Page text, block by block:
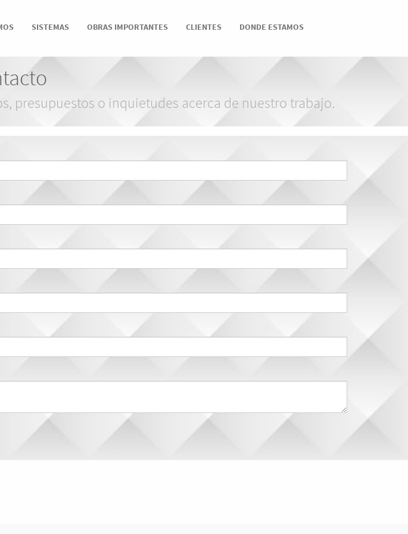
SISTEMAS OBRAS IMPORTANTES CLIENTES DONDE ESTAMOS
presupuestos o inquietudes acerca de nuestro trabajo.